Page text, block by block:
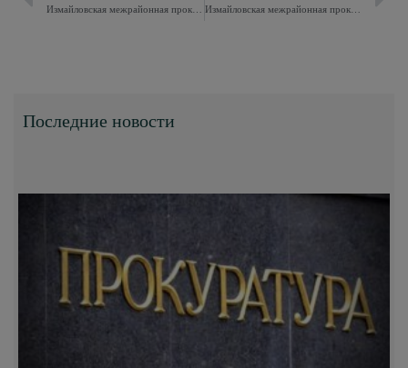
Измайловская межрайонная прокуратура разъясняет, Информация абитуриентам для участия в конкурсном отборе в институт прокуратуры
Последние новости